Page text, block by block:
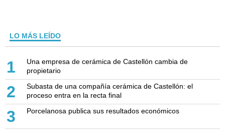
LO MÁS LEÍDO
1
Una empresa de cerámica de Castellón cambia de
propietario
2
Subasta de una compañía cerámica de Castellón: el
proceso entra en la recta final
3 Porcelanosa publica sus resultados económicos